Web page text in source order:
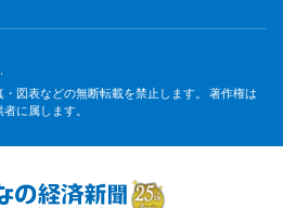
図表などの無断転載を禁止します。 著作権は
に属します。